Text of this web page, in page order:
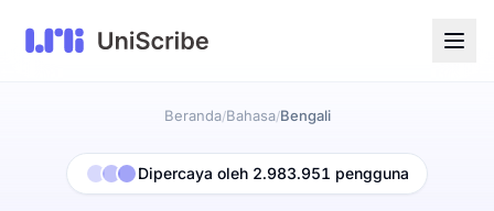
Beranda/Bahasa/Bengali
Dipercaya oleh 2.983.951 pengguna